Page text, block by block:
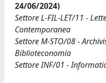
24/06/2024)
Settore L-FIL-LET/11 -
Contemporanea
Settore M-STO/08 -
Biblioteconomia
Settore INF/01 -